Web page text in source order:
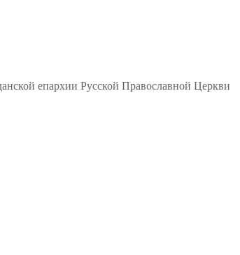
епархии Русской Православной Церкви